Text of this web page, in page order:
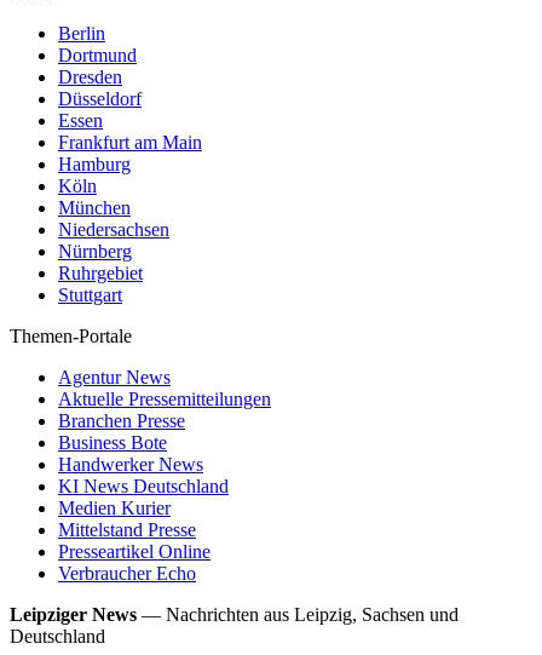
Berlin
Dortmund
Dresden
Düsseldorf
Essen
Frankfurt am Main
Hamburg
Köln
München
Niedersachsen
Nürnberg
Ruhrgebiet
Stuttgart
Themen-Portale
Agentur News
Aktuelle Pressemitteilungen
Branchen Presse
Business Bote
Handwerker News
KI News Deutschland
Medien Kurier
Mittelstand Presse
Presseartikel Online
Verbraucher Echo
Leipziger News — Nachrichten aus Leipzig, Sachsen und
Deutschland